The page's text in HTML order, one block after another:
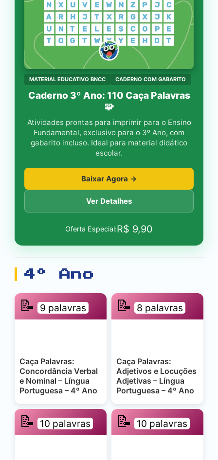
MATERIAL EDUCATIVO BNCC CADERNO COM GABARITO
Caderno 3º Ano: 110 Caça Palavras
🧩
Atividades prontas para imprimir para o Ensino
Fundamental, exclusivo para o 3º Ano, com
gabarito incluso. Ideal para material didático
escolar.
Baixar Agora →
Ver Detalhes
Oferta Especial:R$ 9,90
4º Ano
📝 9 palavras
Caça Palavras:
Concordância Verbal
e Nominal – Língua
Portuguesa – 4º Ano
📝 8 palavras
Caça Palavras:
Adjetivos e Locuções
Adjetivas – Língua
Portuguesa – 4º Ano
📝 10 palavras 📝 10 palavras